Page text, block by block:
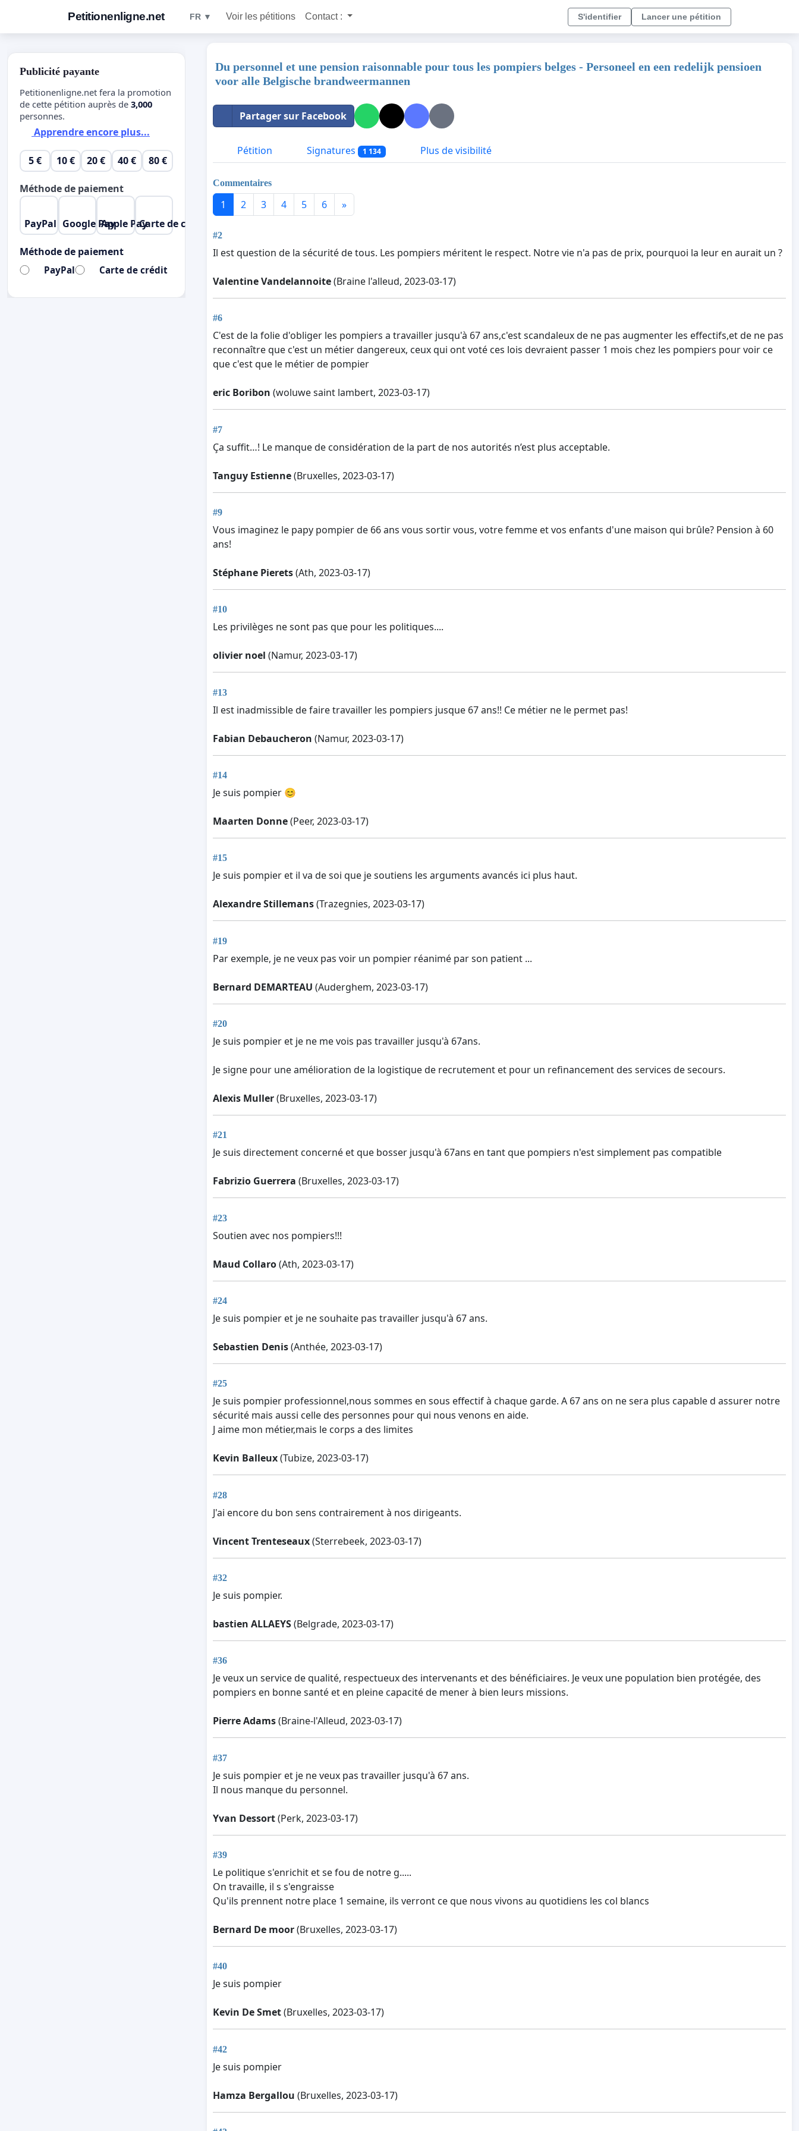
Petitionenligne.net FR ▼ Voir les pétitions Contact : S'identifier Lancer une pétition
Du personnel et une pension raisonnable pour tous les pompiers belges - Personeel en een redelijk pensioen
voor alle Belgische brandweermannen
Partager sur Facebook
Pétition Signatures 1 134 Plus de visibilité
Commentaires
1 2 3 4 5 6 »
#2
Il est question de la sécurité de tous. Les pompiers méritent le respect. Notre vie n'a pas de prix, pourquoi la leur en aurait un ?
Valentine Vandelannoite(Braine l'alleud, 2023-03-17)
#6
C'est de la folie d'obliger les pompiers a travailler jusqu'à 67 ans,c'est scandaleux de ne pas augmenter les effectifs,et de ne pas
reconnaître que c'est un métier dangereux, ceux qui ont voté ces lois devraient passer 1 mois chez les pompiers pour voir ce
que c'est que le métier de pompier
eric Boribon (woluwe saint lambert, 2023-03-17)
#7
Ça suffit…! Le manque de considération de la part de nos autorités n’est plus acceptable.
Tanguy Estienne(Bruxelles, 2023-03-17)
#9
Vous imaginez le papy pompier de 66 ans vous sortir vous, votre femme et vos enfants d'une maison qui brûle? Pension à 60
ans!
Stéphane Pierets(Ath, 2023-03-17)
#10
Les privilèges ne sont pas que pour les politiques....
olivier noel (Namur, 2023-03-17)
#13
Il est inadmissible de faire travailler les pompiers jusque 67 ans!! Ce métier ne le permet pas!
Fabian Debaucheron (Namur, 2023-03-17)
#14
Je suis pompier 😊
Maarten Donne(Peer, 2023-03-17)
#15
Je suis pompier et il va de soi que je soutiens les arguments avancés ici plus haut.
Alexandre Stillemans(Trazegnies, 2023-03-17)
#19
Par exemple, je ne veux pas voir un pompier réanimé par son patient ...
Bernard DEMARTEAU (Auderghem, 2023-03-17)
#20
Je suis pompier et je ne me vois pas travailler jusqu'à 67ans.
Je signe pour une amélioration de la logistique de recrutement et pour un refinancement des services de secours.
Alexis Muller(Bruxelles, 2023-03-17)
#21
Je suis directement concerné et que bosser jusqu'à 67ans en tant que pompiers n'est simplement pas compatible
Fabrizio Guerrera (Bruxelles, 2023-03-17)
#23
Soutien avec nos pompiers!!!
Maud Collaro(Ath, 2023-03-17)
#24
Je suis pompier et je ne souhaite pas travailler jusqu'à 67 ans.
Sebastien Denis(Anthée, 2023-03-17)
#25
Je suis pompier professionnel,nous sommes en sous effectif à chaque garde. A 67 ans on ne sera plus capable d assurer notre
sécurité mais aussi celle des personnes pour qui nous venons en aide.
J aime mon métier,mais le corps a des limites
Kevin Balleux(Tubize, 2023-03-17)
#28
J'ai encore du bon sens contrairement à nos dirigeants.
Vincent Trenteseaux(Sterrebeek, 2023-03-17)
#32
Je suis pompier.
bastien ALLAEYS(Belgrade, 2023-03-17)
#36
Je veux un service de qualité, respectueux des intervenants et des bénéficiaires. Je veux une population bien protégée, des
pompiers en bonne santé et en pleine capacité de mener à bien leurs missions.
Pierre Adams(Braine-l'Alleud, 2023-03-17)
#37
Je suis pompier et je ne veux pas travailler jusqu'à 67 ans.
Il nous manque du personnel.
Yvan Dessort(Perk, 2023-03-17)
#39
Le politique s'enrichit et se fou de notre g.....
On travaille, il s s'engraisse
Qu'ils prennent notre place 1 semaine, ils verront ce que nous vivons au quotidiens les col blancs
Bernard De moor(Bruxelles, 2023-03-17)
#40
Je suis pompier
Kevin De Smet(Bruxelles, 2023-03-17)
#42
Je suis pompier
Hamza Bergallou (Bruxelles, 2023-03-17)
Publicité payante
Petitionenligne.net fera la promotion
de cette pétition auprès de 3,000
personnes.
Apprendre encore plus...
5 € 10 € 20 € 40 € 80 €
Méthode de paiement
PayPal Google PayApple PayCarte de crédit
Méthode de paiement
PayPal Carte de crédit